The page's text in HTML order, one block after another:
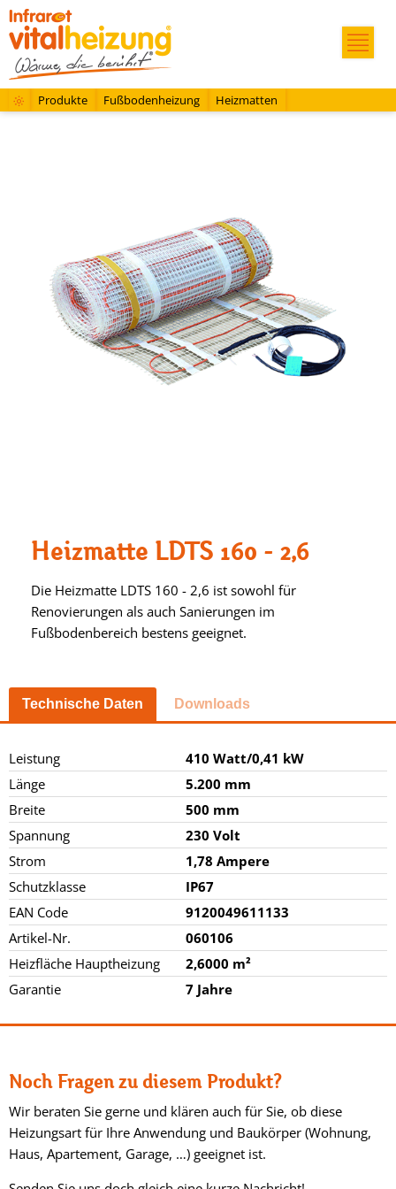
Produkte Fußbodenheizung
Heizmatten
Heizmatte LDTS 160 - 2,6
Die Heizmatte LDTS 160 - 2,6 ist sowohl für
Renovierungen als auch Sanierungen im
Fußbodenbereich bestens geeignet.
Technische Daten Downloads
Leistung
410 Watt/0,41 kW
Länge
5.200 mm
Breite
500 mm
Spannung
230 Volt
Strom
1,78 Ampere
Schutzklasse
IP67
EAN Code
9120049611133
Artikel-Nr.
060106
Heizfläche Hauptheizung
2,6000 m²
Garantie
7 Jahre
Noch Fragen zu diesem Produkt?
Wir beraten Sie gerne und klären auch für Sie, ob diese
Heizungsart für Ihre Anwendung und Baukörper (Wohnung,
Haus, Apartement, Garage, …) geeignet ist.